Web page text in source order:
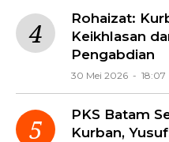
Rohaizat:
Keikhlasan
Pengabdian
30 Mei 2026 - 18:07
PKS Batam
Kurban,